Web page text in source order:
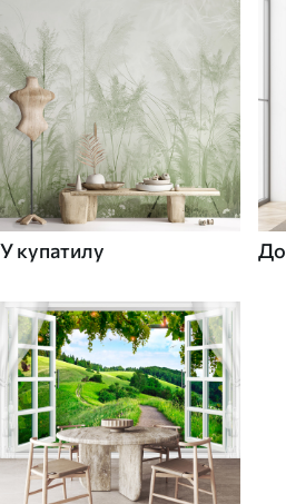
У купатилу До